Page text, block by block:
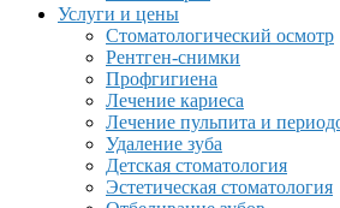
Услуги и цены
Стоматологический осмотр
Рентген-снимки
Профгигиена
Лечение кариеса
Лечение пульпита и
Удаление зуба
Детская стоматология
Эстетическая стоматология